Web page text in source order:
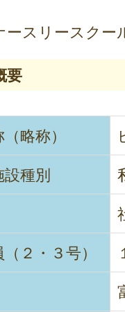
ースリースクー
要
略称）
設種別
２・３号）